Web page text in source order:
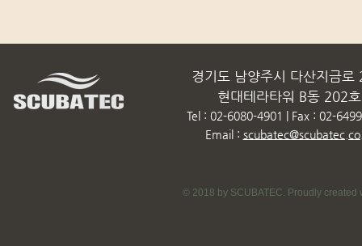
경기도 남양주시 다산지금로
현대테라타워 B동 202호
Tel : 02-6080-4901 | Fax : 02-
Email :
© 2018 by SCUBATEC. Proudly created